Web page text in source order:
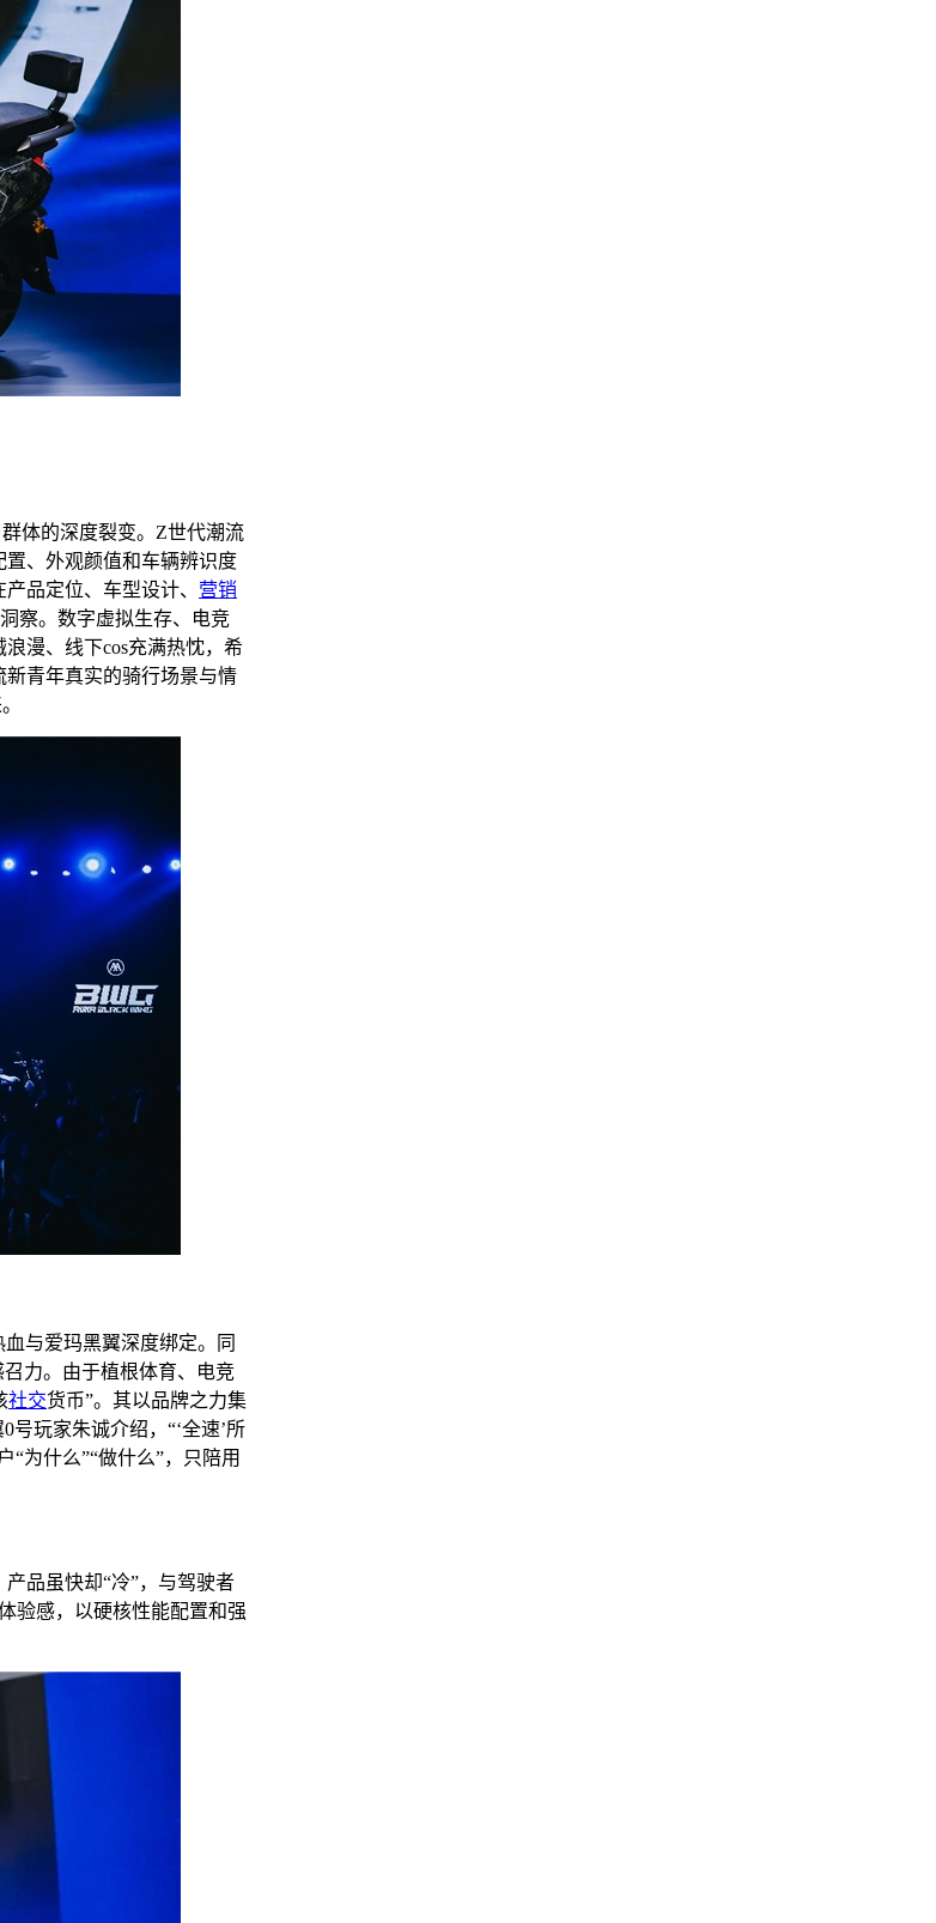
体的深度裂变。Z世代潮流
、外观颜值和车辆辨识度
品定位、车型设计、 营销
察。数字虚拟生存、电竞
浪漫、线下cos充满热忱，希
青年真实的骑行场景与情
与爱玛黑翼深度绑定。同
力。由于植根体育、电竞
社交货币”。其以品牌之力集
玩家朱诚介绍，“‘全速’所
为什么”“做什么”，只陪用
品虽快却“冷”，与驾驶者
验感，以硬核性能配置和强